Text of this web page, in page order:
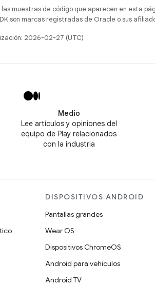
las muestras de código que aparecen en esta
son marcas registradas de Oracle o sus
2026-02-27 (UTC)
Medio
Lee artículos y opiniones del
equipo de Play relacionados
con la industria
DISPOSITIVOS ANDROID
Pantallas grandes
Wear OS
Dispositivos ChromeOS
Android para vehículos
Android TV